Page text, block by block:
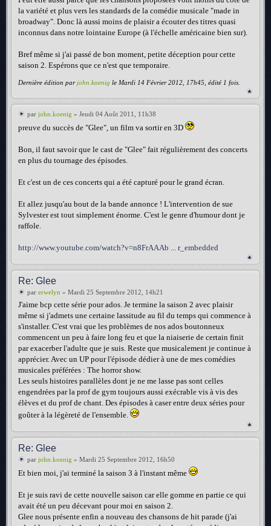
la variété et plus vers les standards de la comédie musicale "made in
broadway". Donc là aussi moins de plaisir a écouter des titres quasi
inconnus dans notre lointaine Europe (à l'échelle américaine bien sur).
Bref même si j'ai passé de bon moment, petite déception pour cette
saison 2. Espérons que ce n'est que temporaire.
Dernière édition par john.koenig le Mardi 14 Février 2012, 17h45, édité 1 fois.
par john.koenig » Jeudi 04 Août 2011, 11h38
preuve du succès de "Glee", un film va sortir en 3D
Bon, il faut savoir que le cast de "Glee" fait régulièrement des concerts
en plus du tournage des épisodes.
Et c'est un de ces concerts qui a été capturé pour le grand écran.
Et allez jusqu'au bout de la bande annonce ! L'intervention de sue
Sylvester est tout simplement énorme. C'est le genre d'humour dont je
raffole.
http://www.youtube.com/watch?v=n8FrAAAb ... r_embedded
Re: Glee
par erwelyn » Mardi 25 Septembre 2012, 14h21
J'aime bcp cette série pour ados. Je termine la saison 2 avec plaisir
même si j'admets une certaine lassitude au fil du temps qui commence à
s'installer. C'est vrai que les problèmes de nos ados boutonneux
commencent un peu à faire long feu et que la niaiserie de certain finit
par exacerber l'adulte que je suis. Reste que musicalement je continue à
apprécier. Avec un UP pour l'épisode dédier à une de mes comédies
musicales préférées : The horror show.
Les seuls histoires parallèles dont je ne me lasse pas sont celles
engendrées par la prof de gym toujours aussi exécrable vis à vis des
élèves et du prof de chant. Des épisodes à caser entre deux séries pour
goûter à la légèreté de l'ensemble.
Re: Glee
par john.koenig » Mardi 25 Septembre 2012, 16h50
Et bien moi, j'ai terminé la saison 3 à l'instant même
Et je suis ravi de cette nouvelle saison car elle gomme en partie ce qui
avait été un peu décevant pour moi en saison 2.
Glee nous présente enfin a nouveau des chansons de hit parade (j'ai